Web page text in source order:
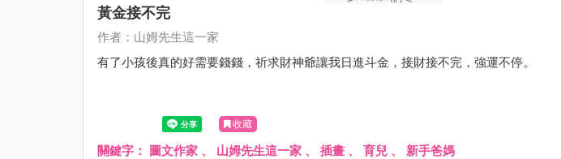
黃金接不完
作者：山姆先生這一家
有了小孩後真的好需要錢錢，祈求財神爺讓我日進斗金，接財接不完，強運不停。
收藏
關鍵字： 圖文作家 、 山姆先生這一家 、 插畫 、 育兒 、 新手爸媽